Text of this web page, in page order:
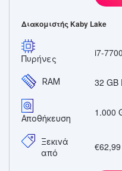
Διακομιστής Kaby Lake
Πυρήνες i7-
RAM 32 GB
Αποθήκευση
1.000
Ξεκινά
από
€62,99